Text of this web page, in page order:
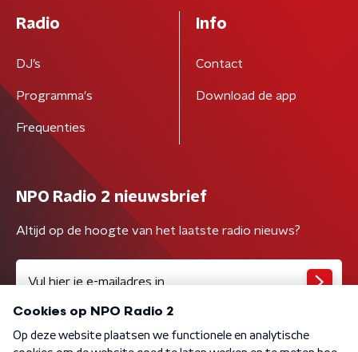
Radio
DJ’s
Programma's
Frequenties
Info
Contact
Download de app
NPO Radio 2 nieuwsbrief
Altijd op de hoogte van het laatste radio nieuws?